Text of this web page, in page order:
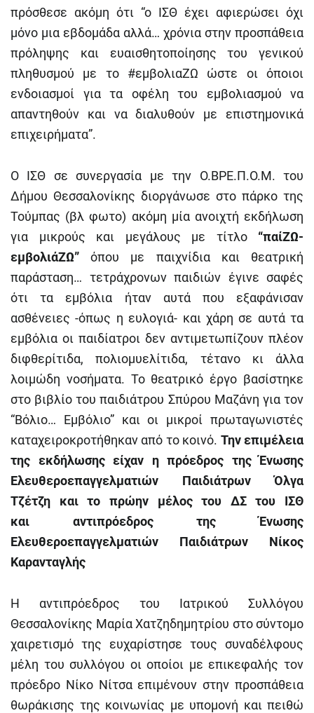
πρόσθεσε ακόμη ότι “ο ΙΣΘ έχει αφιερώσει όχι
μόνο μια εβδομάδα αλλά… χρόνια στην προσπάθεια
πρόληψης και ευαισθητοποίησης του γενικού
πληθυσμού με το #εμβολιαΖΩ ώστε οι όποιοι
ενδοιασμοί για τα οφέλη του εμβολιασμού να
απαντηθούν και να διαλυθούν με επιστημονικά
επιχειρήματα”.
Ο ΙΣΘ σε συνεργασία με την Ο.ΒΡΕ.Π.Ο.Μ. του
Δήμου Θεσσαλονίκης διοργάνωσε στο πάρκο της
Τούμπας (βλ φωτο) ακόμη μία ανοιχτή εκδήλωση
για μικρούς και μεγάλους με τίτλο “παίΖΩ-
εμβολιάΖΩ” όπου με παιχνίδια και θεατρική
παράσταση… τετράχρονων παιδιών έγινε σαφές
ότι τα εμβόλια ήταν αυτά που εξαφάνισαν
ασθένειες -όπως η ευλογιά- και χάρη σε αυτά τα
εμβόλια οι παιδίατροι δεν αντιμετωπίζουν πλέον
διφθερίτιδα, πολιομυελίτιδα, τέτανο κι άλλα
λοιμώδη νοσήματα. Το θεατρικό έργο βασίστηκε
στο βιβλίο του παιδιάτρου Σπύρου Μαζάνη για τον
“Βόλιο… Εμβόλιο” και οι μικροί πρωταγωνιστές
καταχειροκροτήθηκαν από το κοινό. Την επιμέλεια
της εκδήλωσης είχαν η πρόεδρος της Ένωσης
Ελευθεροεπαγγελματιών Παιδιάτρων Όλγα
Τζέτζη και το πρώην μέλος του ΔΣ του ΙΣΘ
και αντιπρόεδρος της Ένωσης
Ελευθεροεπαγγελματιών Παιδιάτρων Νίκος
Καρανταγλής
Η αντιπρόεδρος του Ιατρικού Συλλόγου
Θεσσαλονίκης Μαρία Χατζηδημητρίου στο σύντομο
χαιρετισμό της ευχαρίστησε τους συναδέλφους
μέλη του συλλόγου οι οποίοι με επικεφαλής τον
πρόεδρο Νίκο Νίτσα επιμένουν στην προσπάθεια
θωράκισης της κοινωνίας με υπομονή και πειθώ